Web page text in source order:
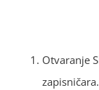
Otvaranje
zapisničara.